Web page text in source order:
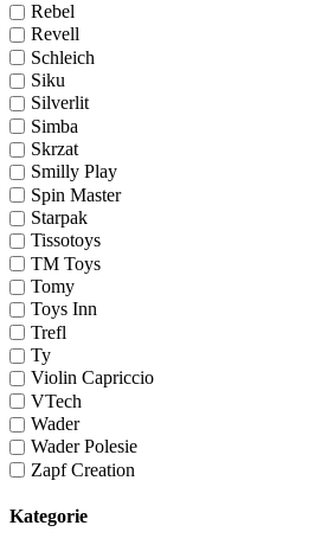
Rebel
Revell
Schleich
Siku
Silverlit
Simba
Skrzat
Smilly Play
Spin Master
Starpak
Tissotoys
TM Toys
Tomy
Toys Inn
Trefl
Ty
Violin Capriccio
VTech
Wader
Wader Polesie
Zapf Creation
Kategorie